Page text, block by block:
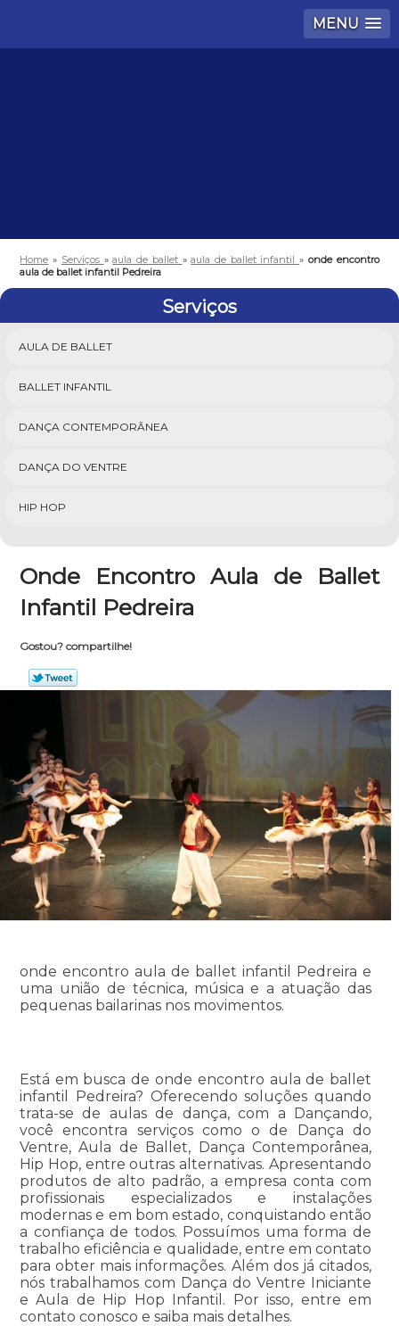
MENU
Home » Serviços »aula de ballet »aula de ballet infantil» onde encontro
aula de ballet infantil Pedreira
Serviços
AULA DE BALLET
BALLET INFANTIL
DANÇA CONTEMPORÂNEA
DANÇA DO VENTRE
HIP HOP
Onde Encontro Aula de Ballet
Infantil Pedreira
Gostou? compartilhe!
onde encontro aula de ballet infantil Pedreira e
uma união de técnica, música e a atuação das
pequenas bailarinas nos movimentos.
Está em busca de onde encontro aula de ballet
infantil Pedreira? Oferecendo soluções quando
trata-se de aulas de dança, com a Dançando,
você encontra serviços como o de Dança do
Ventre, Aula de Ballet, Dança Contemporânea,
Hip Hop, entre outras alternativas. Apresentando
produtos de alto padrão, a empresa conta com
profissionais especializados e instalações
modernas e em bom estado, conquistando então
a confiança de todos. Possuímos uma forma de
trabalho eficiência e qualidade, entre em contato
para obter mais informações. Além dos já citados,
nós trabalhamos com Dança do Ventre Iniciante
e Aula de Hip Hop Infantil. Por isso, entre em
contato conosco e saiba mais detalhes.